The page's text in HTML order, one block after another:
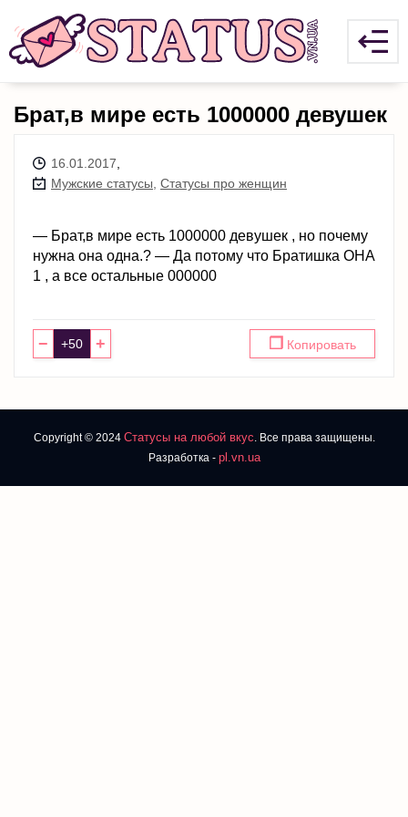
Брат,в мире есть 1000000 девушек
16.01.2017
Мужские статусы Статусы про женщин
— Брат,в мире есть 1000000 девушек , но почему
нужна она одна.? — Да потому что Братишка ОНА
1 , а все остальные 000000
− + ❐ Копировать
Copyright © 2024 Статусы на любой вкус. Все права защищены.
Разработка - pl.vn.ua